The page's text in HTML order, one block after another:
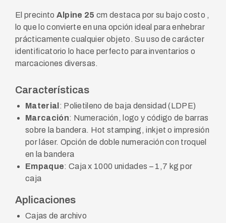
El precinto Alpine 25 cm destaca por su bajo costo ,
lo que lo convierte en una opción ideal para enhebrar
prácticamente cualquier objeto. Su uso de carácter
identificatorio lo hace perfecto para inventarios o
marcaciones diversas.
Características
Material : Polietileno de baja densidad (LDPE)
Marcación: Numeración, logo y código de barras
sobre la bandera. Hot stamping, inkjet o impresión
por láser. Opción de doble numeración con troquel
en la bandera
Empaque: Caja x 1000 unidades – 1,7 kg por
caja
Aplicaciones
Cajas de archivo